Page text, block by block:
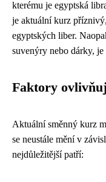
kterému je egyptská
je aktuální kurz
egyptských liber.
suvenýry nebo dárky,
Faktory
Aktuální směnný kurz
se neustále mění v
nejdůležitější patří: